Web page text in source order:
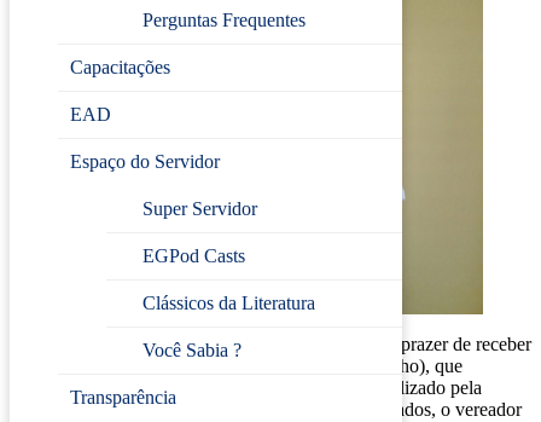
Perguntas Frequentes
Capacitações
EAD
Espaço do Servidor
Super Servidor
EGPod Casts
Clássicos da Literatura
Você Sabia ?
Transparência
Nesta última semana, dia 24/02, também tivemos o prazer de receber
a visita do vereador Adilson Junior (Vereador Juninho), que
conheceu as instalações, a estrutura e o trabalho realizado pela
Escola de Gestão Pública. Além dos cursos já ofertados, o vereador